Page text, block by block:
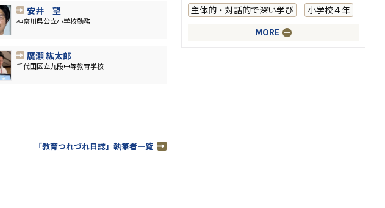
安井 望
神奈川県公立小学校勤務
廣瀨 紘太郎
千代田区立九段中等教育学校
「教育つれづれ日誌」執筆者一覧
主体的・対話的で深い学び
小学校４年
MORE